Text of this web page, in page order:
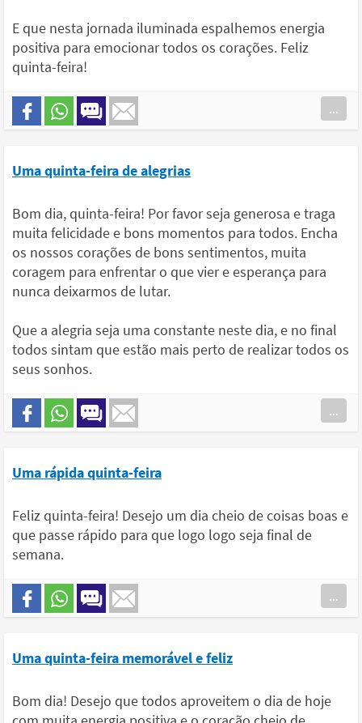
E que nesta jornada iluminada espalhemos energia
positiva para emocionar todos os corações. Feliz
quinta-feira!
...
Uma quinta-feira de alegrias
Bom dia, quinta-feira! Por favor seja generosa e traga
muita felicidade e bons momentos para todos. Encha
os nossos corações de bons sentimentos, muita
coragem para enfrentar o que vier e esperança para
nunca deixarmos de lutar.
Que a alegria seja uma constante neste dia, e no final
todos sintam que estão mais perto de realizar todos os
seus sonhos.
...
Uma rápida quinta-feira
Feliz quinta-feira! Desejo um dia cheio de coisas boas e
que passe rápido para que logo logo seja final de
semana.
...
Uma quinta-feira memorável e feliz
Bom dia! Desejo que todos aproveitem o dia de hoje